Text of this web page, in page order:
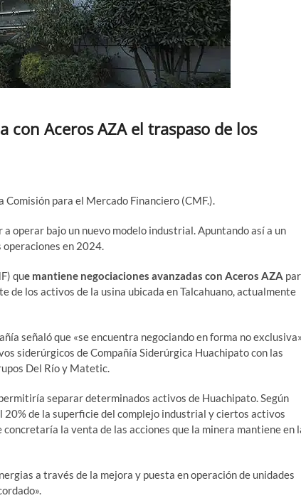
con Aceros AZA el traspaso de los
Comisión para el Mercado Financiero (CMF.).
a operar bajo un nuevo modelo industrial. Apuntando así a un
operaciones en 2024.
que mantiene negociaciones avanzadas con Aceros AZA
los activos de la usina ubicada en Talcahuano, actualmente
señaló que «se encuentra negociando en forma no
siderúrgicos de Compañía Siderúrgica Huachipato con las
Del Río y Matetic.
separar determinados activos de Huachipato. Según
de la superficie del complejo industrial y ciertos activos
la venta de las acciones que la minera mantiene en
a través de la mejora y puesta en operación de unidades